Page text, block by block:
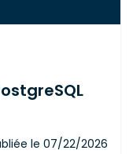
le 07/22/2026